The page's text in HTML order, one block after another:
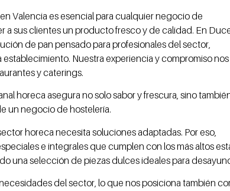
Valencia es esencial para cualquier negocio de
sus clientes un producto fresco y de calidad. En
de pan pensado para profesionales del sector,
Nuestra experiencia y compromiso nos
y caterings.
horeca asegura no solo sabor y frescura, sino
un negocio de hostelería.
horeca necesita soluciones adaptadas. Por eso,
e integrales que cumplen con los más altos
una selección de piezas dulces ideales para
del sector, lo que nos posiciona también